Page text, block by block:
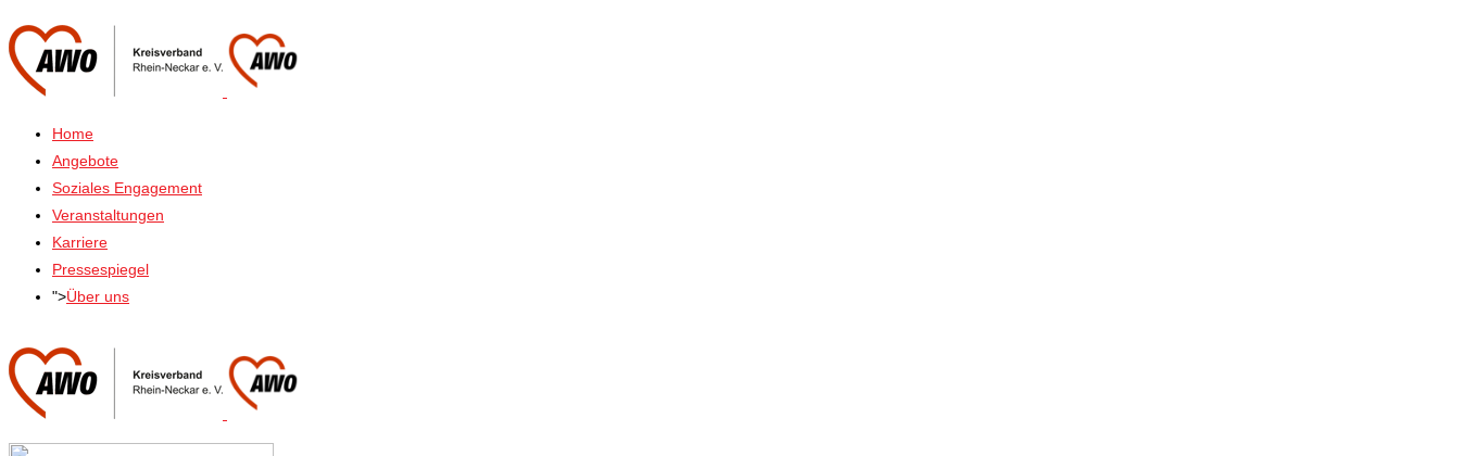
Home
Angebote
Soziales Engagement
Veranstaltungen
Karriere
Pressespiegel
">Über uns